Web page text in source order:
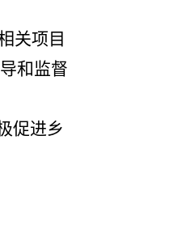
关项目
和监督
促进乡